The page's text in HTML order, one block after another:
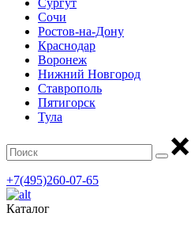
Сургут
Сочи
Ростов-на-Дону
Краснодар
Воронеж
Нижний Новгород
Ставрополь
Пятигорск
Тула
+7(495)260-07-65
Каталог